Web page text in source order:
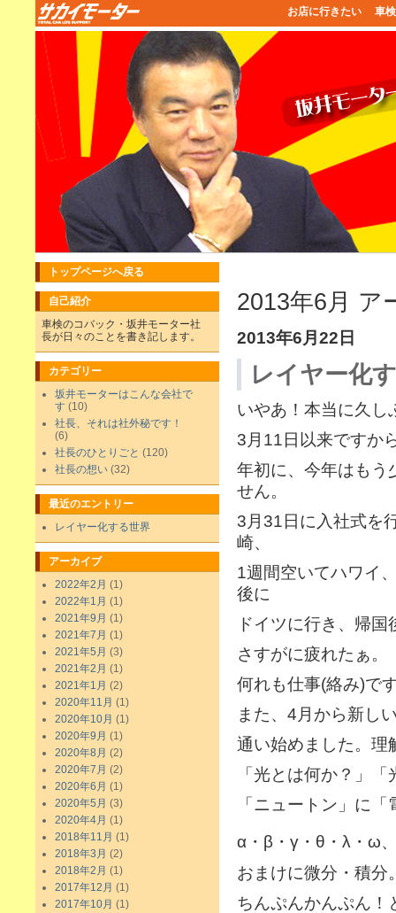
お店に行きたい 車
トップページへ戻る
自己紹介
車検のコバック・坂井モーター社
長が日々のことを書き記します。
カテゴリー
坂井モーターはこんな会社で
す (10)
社長、それは社外秘です！
(6)
社長のひとりごと (120)
社長の想い (32)
最近のエントリー
レイヤー化する世界
アーカイブ
2022年2月 (1)
2022年1月 (1)
2021年9月 (1)
2021年7月 (1)
2021年5月 (3)
2021年2月 (1)
2021年1月 (2)
2020年11月 (1)
2020年10月 (1)
2020年9月 (1)
2020年8月 (2)
2020年7月 (2)
2020年6月 (1)
2020年5月 (3)
2020年4月 (1)
2018年11月 (1)
2018年3月 (2)
2018年2月 (1)
2017年12月 (1)
2017年10月 (1)
2013年6月 ア
2013年6月22日
レイヤー化
いやあ！本当に久し
3月11日以来ですか
年初に、今年はもう
せん。
3月31日に入社式を
崎、
1週間空いてハワイ
後に
ドイツに行き、帰
さすがに疲れたぁ。
何れも仕事(絡み)で
また、4月から新し
通い始めました。理
「光とは何か？」
「ニュートン」に
α・β・γ・θ・λ・ω
おまけに微分・積分
ちんぷんかんぷん！